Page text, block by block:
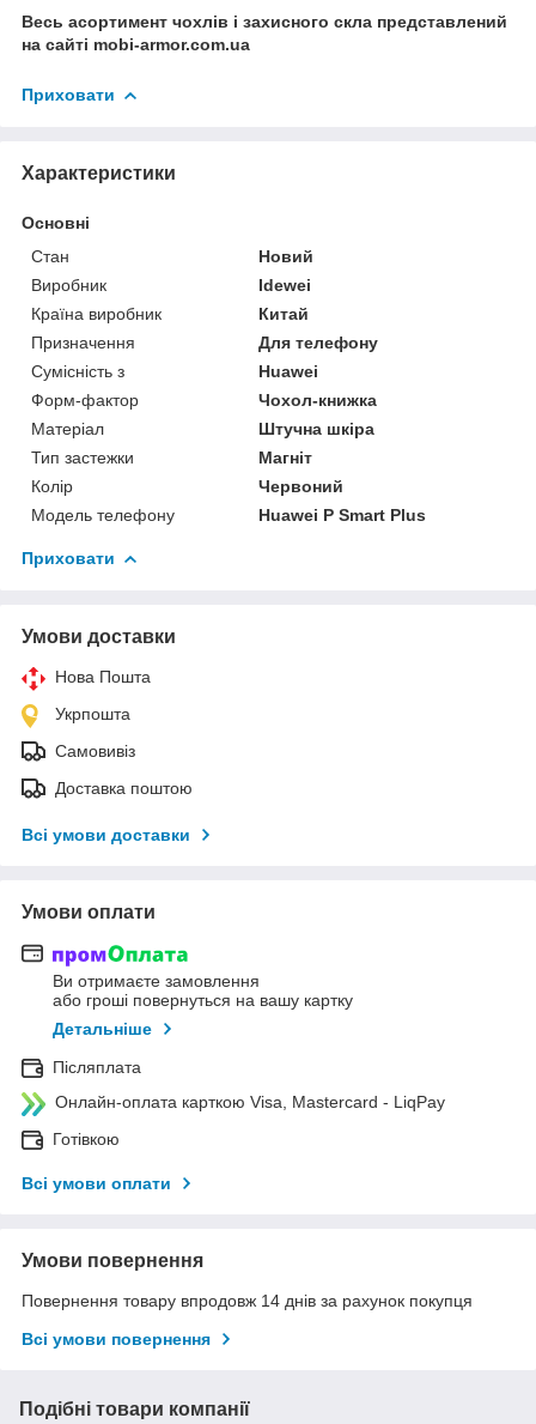
Весь асортимент чохлів і захисного скла представлений
на сайті mobi-armor.com.ua
Приховати
Характеристики
Основні
Стан
Новий
Виробник
Idewei
Країна виробник
Китай
Призначення
Для телефону
Сумісність з
Huawei
Форм-фактор
Чохол-книжка
Матеріал
Штучна шкіра
Тип застежки
Магніт
Колір
Червоний
Модель телефону
Huawei P Smart Plus
Приховати
Умови доставки
Нова Пошта
Укрпошта
Самовивіз
Доставка поштою
Всі умови доставки
Умови оплати
Ви отримаєте замовлення
або гроші повернуться на вашу картку
Детальніше
Післяплата
Онлайн-оплата карткою Visa, Mastercard - LiqPay
Готівкою
Всі умови оплати
Умови повернення
Повернення товару впродовж 14 днів за рахунок покупця
Всі умови повернення
Подібні товари компанії